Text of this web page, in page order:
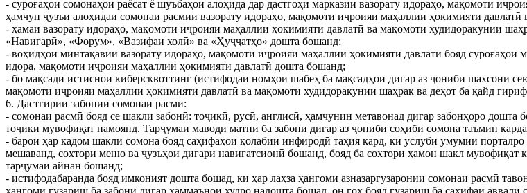
- суроғаҳои сомонаҳои раёсат ё шуъбаҳои алоҳида дар дастгоҳи марказии вазорату идораҳо, мақомоти
ҳамчун ҷузъи алоҳидаи сомонаи расмии вазорату идораҳо, мақомоти иҷроияи маҳаллии ҳокимияти
- ҳамаи вазорату идораҳо, мақомоти иҷроияи маҳаллии ҳокимияти давлатӣ ва мақомоти худидоракунии
«Навигарӣ», «Форум», «Вазифаи холӣ» ва «Ҳуҷҷатҳо» дошта бошанд;
- воҳидҳои минтақавии вазорату идораҳо, мақомоти иҷроияи маҳаллии ҳокимияти давлатӣ бояд суроғаҳои
идора, мақомоти иҷроияи маҳаллии ҳокимияти давлатӣ дошта бошанд;
- бо мақсади истиснои киберсквоттинг (истифодаи номҳои шабеҳ ба мақсадҳои дигар аз ҷониби шахсони
мақомоти иҷроияи маҳаллии ҳокимияти давлатӣ ва мақомоти худидоракунии шаҳрак ва деҳот ба қайд
6. Дастгирии забонии сомонаи расмӣ:
- сомонаи расмӣ бояд се шакли забонӣ: тоҷикӣ, русӣ, англисӣ, ҳамчунин метавонад дигар забонҳоро
тоҷикӣ мувофиқат намоянд. Тарҷумаи маводи матнӣ ба забони дигар аз ҷониби соҳиби сомона таъмин
- барои ҳар кадом шакли сомона бояд саҳифаҳои қолабии инфиродӣ таҳия кард, ки услуби умумии
мешаванд, сохтори меню ва ҷузъҳои дигари навигатсионӣ бошанд, бояд ба сохтори ҳамон шакл
тарҷумаи айнан бошанд;
- истифодабаранда бояд имконият дошта бошад, ки ҳар лаҳза ҳангоми азназаргузаронии сомонаи расмӣ